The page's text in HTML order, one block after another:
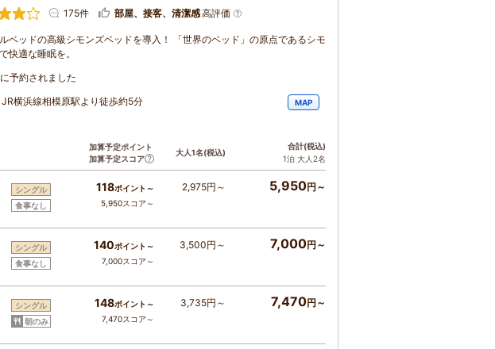
175件 部屋、接客、清潔感高評価
ベッドの高級シモンズベッドを導入！ 「世界のベッド」の原点であるシモ
快適な睡眠を。
予約されました
JR横浜線相模原駅より徒歩約5分 MAP
加算予定ポイント
加算予定スコア
大人1名(税込)
合計(税込)
1泊 大人2名
シングル
食事なし
118ポイント～
5,950スコア～
2,975円～ 5,950円～
シングル
食事なし
140ポイント～
7,000スコア～
3,500円～ 7,000円～
シングル
朝のみ
148ポイント～
7,470スコア～
3,735円～ 7,470円～